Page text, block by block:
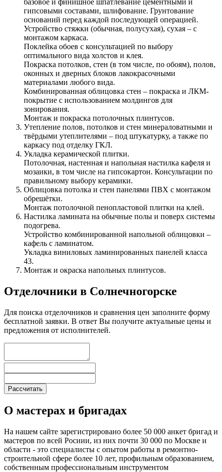
гипсовыми составами, шлифование. Грунтование
оснований перед каждой последующей операцией.
Устройство стяжки (обычная, полусухая), сухая – с
монтажом каркаса.
Поклейка обоев с консультацией по выбору
оптимального вида холстов и клея.
Покраска потолков, стен (в том числе, по обоям), полов,
оконных и дверных блоков лакокрасочными
материалами любого вида.
Комбинированная облицовка стен – покраска и ЛКМ-
покрытие с использованием молдингов для
зонирования.
Монтаж и покраска потолочных плинтусов.
Утепление полов, потолков и стен минераловатными и
твёрдыми утеплителями – под штукатурку, а также по
каркасу под отделку ГКЛ.
Укладка керамической плитки.
Потолочная, настенная и напольная настилка кафеля и
мозаики, в том числе на гипсокартон. Консультации по
правильному выбору керамики.
Облицовка потолка и стен панелями ПВХ с монтажом
обрешётки.
Монтаж потолочной пенопластовой плитки на клей.
Настилка ламината на обычные полы и поверх системы
подогрева.
Устройство комбинированной напольной облицовки –
кафель с ламинатом.
Укладка виниловых ламинированных панелей класса
43.
Монтаж и окраска напольных плинтусов.
Отделочники в Солнечногорске
Для поиска отделочников и сравнения цен заполните форму
бесплатной заявки. В ответ Вы получите актуальные цены и
предложения от исполнителей.
О мастерах и бригадах
На нашем сайте зарегистрировано более 50 000 анкет бригад и
мастеров по всей Росиии, из них почти 30 000 по Москве и
области - это специалисты с опытом работы в ремонтно-
строительной сфере более 10 лет, профильным образованием,
собственным профессиональным инструментом